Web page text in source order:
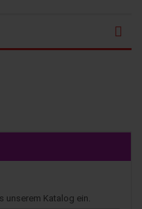
unserem Katalog ein.